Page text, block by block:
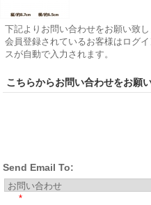
下記よりお問い合わせをお願い致し
会員登録されているお客様はログ
スが自動で入力されます。
こちらからお問い合わせをお願い
Send Email To:
*